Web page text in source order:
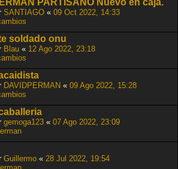
SANTIAGO « 09 Oct 2022, 14:33
soldado onu
Blau « 12 Ago 2022, 23:18
DAVIDPERMAN « 09 Ago 2022, 15:28
gemoga123 « 07 Ago 2022, 23:09
Guillermo « 28 Jul 2022, 19:54